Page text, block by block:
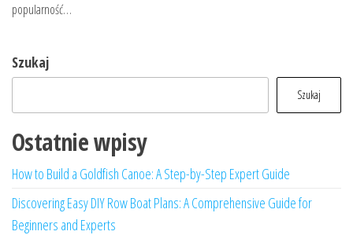
popularność…
Szukaj
Szukaj
Ostatnie wpisy
How to Build a Goldfish Canoe: A Step-by-Step Expert Guide
Discovering Easy DIY Row Boat Plans: A Comprehensive Guide for
Beginners and Experts